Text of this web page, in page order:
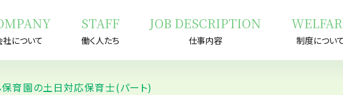
社について
STAFF
働く人たち
JOB DESCRIPTION
仕事内容 制度につい
育園の土日対応保育士(パート)